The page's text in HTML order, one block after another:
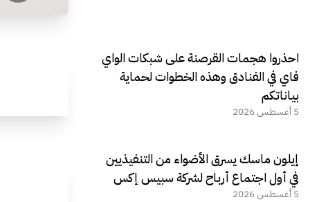
احذروا هجمات القرصنة على شبكات الواي
فاي في الفنادق وهذه الخطوات لحماية
بياناتكم
5 أغسطس 2026
إيلون ماسك يسرق الأضواء من التنفيذيين
في أول اجتماع أرباح لشركة سبيس إكس
5 أغسطس 2026